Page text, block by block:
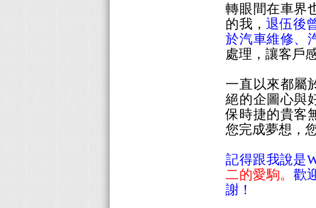
轉眼間在車界
的我，退伍後
於汽車維修、
處理，讓客戶
一直以來都屬
絕的企圖心與
保時捷的貴客
您完成夢想，
記得跟我說是
二的愛駒。 歡
謝！